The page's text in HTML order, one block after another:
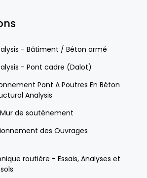
- Bâtiment / Béton armé
- Pont cadre (Dalot)
Pont A Poutres En Béton
Analysis
de soutènement
des Ouvrages
routière - Essais, Analyses et